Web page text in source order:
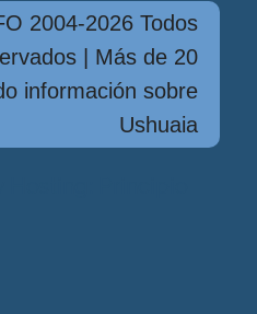
2004-2026 Todos
| Más de 20
información sobre
Ushuaia